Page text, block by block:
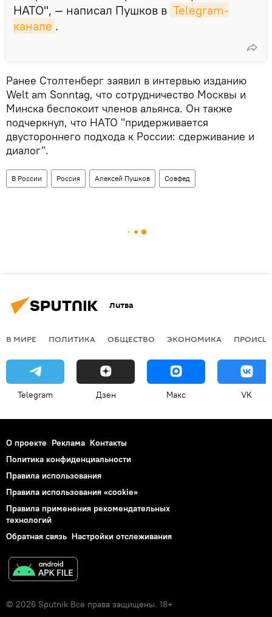
НАТО", — написал Пушков в Telegram-
канале .
Ранее Столтенберг заявил в интервью изданию
Welt am Sonntag, что сотрудничество Москвы и
Минска беспокоит членов альянса. Он также
подчеркнул, что НАТО "придерживается
двустороннего подхода к России: сдерживание и
диалог".
В России Россия Алексей Пушков Совфед
Литва
В МИРЕ ПОЛИТИКА ОБЩЕСТВО ЭКОНОМИКА
Telegram Дзен Макс VK
О проекте Реклама Контакты
Политика конфиденциальности
Правила использования
Правила использования «cookie»
Правила применения рекомендательных
технологий
Обратная связь Настройки отслеживания
© 2026 Sputnik Все права защищены. 18+